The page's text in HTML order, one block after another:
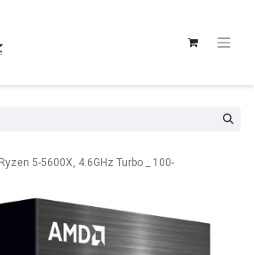
5-5600X, 4.6GHz Turbo _ 100-